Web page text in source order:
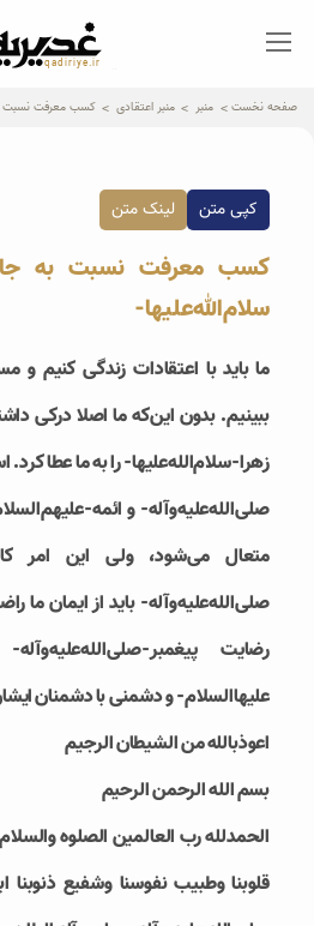
qadiriye.ir
نشریه ی غدیریه-بیانات
صفحه نخست منبر منبر اعتقادی کسب معرفت نسبت
کپی متن لینک متن
کسب معرفت نسبت به
سلام‌الله‌علیها-
ما باید با اعتقادات زندگی کنیم و
ببینیم. بدون این‌که ما اصلا درکی
زهرا-سلام‌الله‌علیها- را به ما عطا کرد.
صلی‌الله‌علیه‌و‌آله- و ائمه-
متعال می‌شود، ولی این امر
صلی‌الله‌علیه‌وآله- باید از ایمان ما
رضایت پیغمبر-
علیهاالسلام- و دشمنی با دشمنان
اعوذبالله من الشیطان الرجیم
بسم الله الرحمن الرحیم
الحمدلله رب العالمین الصلوه
قلوبنا وطبیب نفوسنا وشفیع